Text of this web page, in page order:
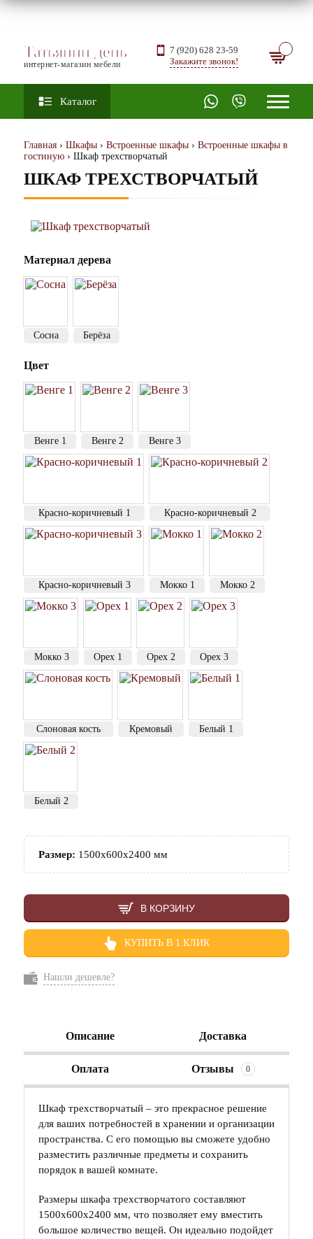
Татьянин день
интернет-магазин мебели
7 (920) 628 23-59
Закажите звонок!
Каталог
Главная › Шкафы › Встроенные шкафы › Встроенные шкафы в
гостиную › Шкаф трехстворчатый
ШКАФ ТРЕХСТВОРЧАТЫЙ
Материал дерева
Сосна Берёза
Цвет
Венге 1 Венге 2 Венге 3
Красно-коричневый 1 Красно-коричневый 2
Красно-коричневый 3 Мокко 1 Мокко 2
Мокко 3 Орех 1 Орех 2 Орех 3
Слоновая кость Кремовый Белый 1
Белый 2
Размер: 1500х600х2400 мм
В КОРЗИНУ
КУПИТЬ В 1 КЛИК
Нашли дешевле?
Описание Доставка
Оплата Отзывы 0
Шкаф трехстворчатый – это прекрасное решение
для ваших потребностей в хранении и организации
пространства. С его помощью вы сможете удобно
разместить различные предметы и сохранить
порядок в вашей комнате.
Размеры шкафа трехстворчатого составляют
1500х600х2400 мм, что позволяет ему вместить
большое количество вещей. Он идеально подойдет